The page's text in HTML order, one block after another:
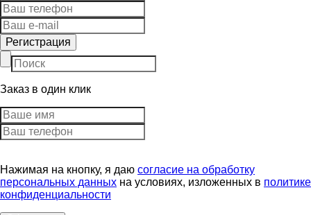
Заказ в один клик
Нажимая на кнопку, я даю согласие на обработку
персональных данных на условиях, изложенных в политике
конфиденциальности